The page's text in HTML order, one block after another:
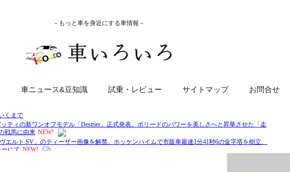
－もっと車を身近にする車情報－
車ニュース&豆知識 試乗・レビュー サイトマップ お問合せ